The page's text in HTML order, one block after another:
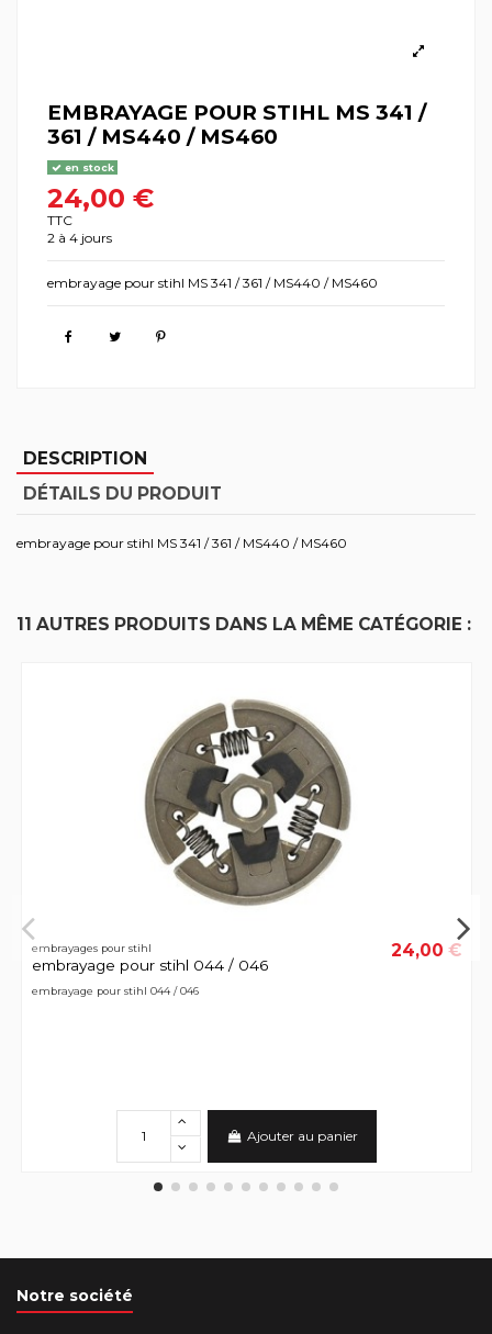
EMBRAYAGE POUR STIHL MS 341 /
361 / MS440 / MS460
en stock
24,00 €
TTC
2 à 4 jours
embrayage pour stihl MS 341 / 361 / MS440 / MS460
DESCRIPTION
DÉTAILS DU PRODUIT
embrayage pour stihl MS 341 / 361 / MS440 / MS460
11 AUTRES PRODUITS DANS LA MÊME CATÉGORIE :
embrayages pour stihl
embrayage pour stihl 044 / 046
24,00 €
embrayage pour stihl 044 / 046
Ajouter au panier
Notre société